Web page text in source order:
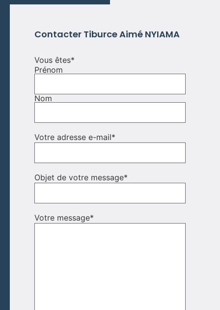
Contacter Tiburce Aimé NYIAMA
Vous êtes*
Prénom
Nom
Votre adresse e-mail*
Objet de votre message*
Votre message*